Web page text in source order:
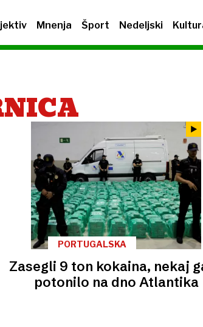
Mnenja Šport Nedeljski
PORTUGALSKA
Zasegli 9 ton kokaina, nekaj
potonilo na dno Atlantika